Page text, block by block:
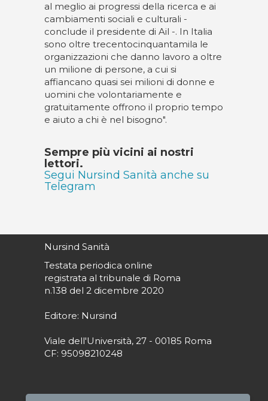
al meglio ai progressi della ricerca e ai
cambiamenti sociali e culturali -
conclude il presidente di Ail -. In Italia
sono oltre trecentocinquantamila le
organizzazioni che danno lavoro a oltre
un milione di persone, a cui si
affiancano quasi sei milioni di donne e
uomini che volontariamente e
gratuitamente offrono il proprio tempo
e aiuto a chi è nel bisogno".
Sempre più vicini ai nostri
lettori.
Segui Nursind Sanità anche su
Telegram
Nursind Sanità
Testata periodica online
registrata al tribunale di Roma
n.138 del 2 dicembre 2020
Editore: Nursind
Viale dell'Università, 27 - 00185 Roma
CF: 95098210248